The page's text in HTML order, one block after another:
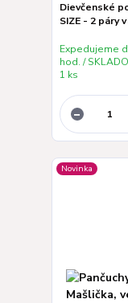
Dievčenské
SIZE - 2 páry
Expedujeme
hod. /
1 ks
Novinka